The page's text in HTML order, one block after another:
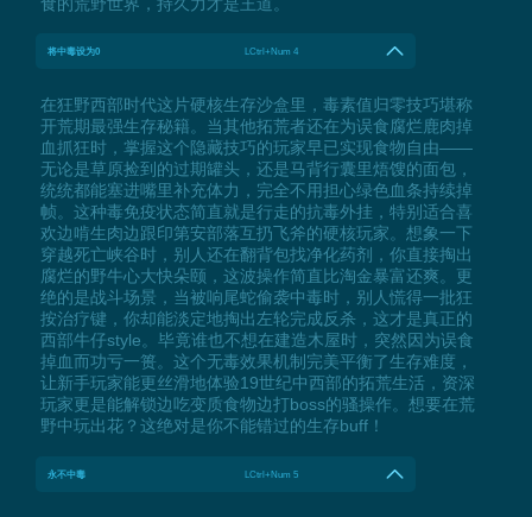
将中毒设为0 LCtrl+Num 4
在狂野西部时代这片硬核生存沙盒里，毒素值归零技巧堪称
开荒期最强生存秘籍。当其他拓荒者还在为误食腐烂鹿肉掉
血抓狂时，掌握这个隐藏技巧的玩家早已实现食物自由——
无论是草原捡到的过期罐头，还是马背行囊里焐馊的面包，
统统都能塞进嘴里补充体力，完全不用担心绿色血条持续掉
帧。这种毒免疫状态简直就是行走的抗毒外挂，特别适合喜
欢边啃生肉边跟印第安部落互扔飞斧的硬核玩家。想象一下
穿越死亡峡谷时，别人还在翻背包找净化药剂，你直接掏出
腐烂的野牛心大快朵颐，这波操作简直比淘金暴富还爽。更
绝的是战斗场景，当被响尾蛇偷袭中毒时，别人慌得一批狂
按治疗键，你却能淡定地掏出左轮完成反杀，这才是真正的
西部牛仔style。毕竟谁也不想在建造木屋时，突然因为误食
掉血而功亏一篑。这个无毒效果机制完美平衡了生存难度，
让新手玩家能更丝滑地体验19世纪中西部的拓荒生活，资深
玩家更是能解锁边吃变质食物边打boss的骚操作。想要在荒
野中玩出花？这绝对是你不能错过的生存buff！
永不中毒 LCtrl+Num 5